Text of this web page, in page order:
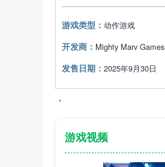
游戏类型： 动作‎游戏
开发商： Mighty Marv Games
发售日期： 2025年9月30日
，
游戏视频